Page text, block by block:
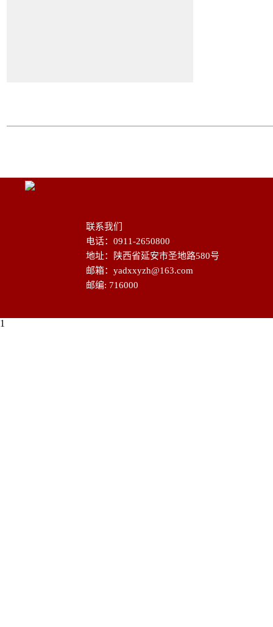
联系我们
电话：0911-2650800
地址：陕西省延安市圣地路580号
邮箱：yadxxyzh@163.com
邮编: 716000
1